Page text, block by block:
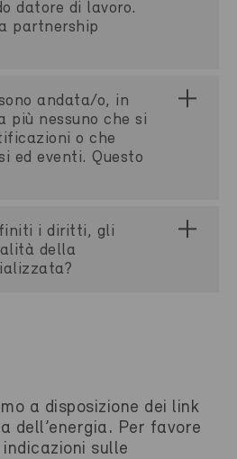
datore di lavoro.
partnership
andata/o, in
più nessuno che si
o che
ed eventi. Questo
i diritti, gli
della
a disposizione dei link
dell’energia. Per favore
sulle